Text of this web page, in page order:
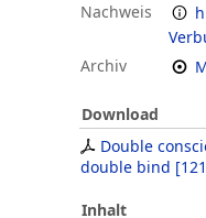
Nachweis
Archiv
Download
Double
double bind [
Inhalt